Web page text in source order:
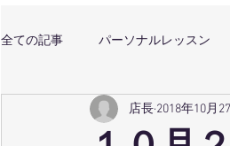
全ての記事 パーソナルレッスン
体幹トレーニング マサラバ
店長 2018年10月